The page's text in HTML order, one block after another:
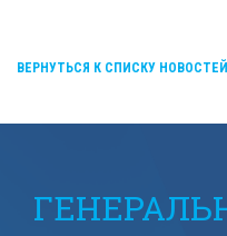
ВЕРНУТЬСЯ К СПИСКУ НОВОСТЕЙ